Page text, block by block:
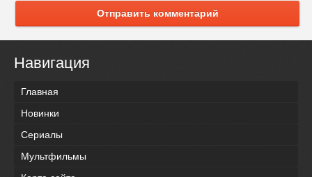
Отправить комментарий
Навигация
Главная
Новинки
Сериалы
Мультфильмы